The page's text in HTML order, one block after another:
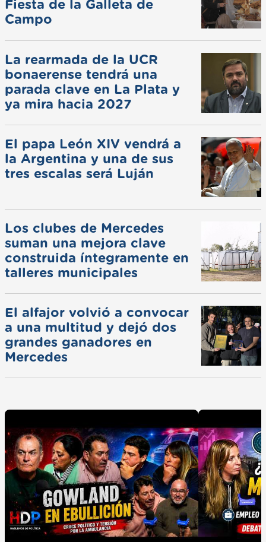
Fiesta de la Galleta de
Campo
La rearmada de la UCR
bonaerense tendrá una
parada clave en La Plata y
ya mira hacia 2027
El papa León XIV vendrá a
la Argentina y una de sus
tres escalas será Luján
Los clubes de Mercedes
suman una mejora clave
construida íntegramente en
talleres municipales
El alfajor volvió a convocar
a una multitud y dejó dos
grandes ganadores en
Mercedes